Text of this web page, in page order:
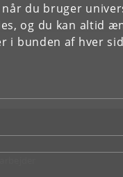
du bruger
og du kan altid
i bunden af hver